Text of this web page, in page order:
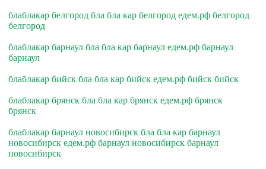
блаблакар белгород бла бла кар белгород едем.рф белгород
белгород
блаблакар барнаул бла бла кар барнаул едем.рф барнаул
барнаул
блаблакар бийск бла бла кар бийск едем.рф бийск бийск
блаблакар брянск бла бла кар брянск едем.рф брянск
брянск
блаблакар барнаул новосибирск бла бла кар барнаул
новосибирск едем.рф барнаул новосибирск барнаул
новосибирск